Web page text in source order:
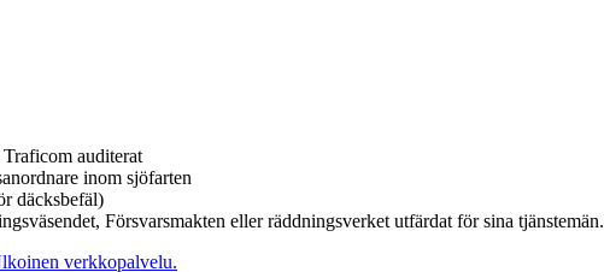
auditerat
inom sjöfarten
däcksbefäl)
Försvarsmakten eller räddningsverket utfärdat för sina tjänstemän.
verkkopalvelu.